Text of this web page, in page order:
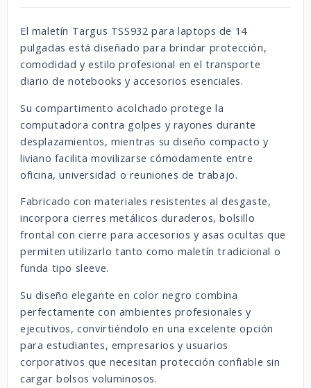
El maletín Targus TSS932 para laptops de 14
pulgadas está diseñado para brindar protección,
comodidad y estilo profesional en el transporte
diario de notebooks y accesorios esenciales.
Su compartimento acolchado protege la
computadora contra golpes y rayones durante
desplazamientos, mientras su diseño compacto y
liviano facilita movilizarse cómodamente entre
oficina, universidad o reuniones de trabajo.
Fabricado con materiales resistentes al desgaste,
incorpora cierres metálicos duraderos, bolsillo
frontal con cierre para accesorios y asas ocultas que
permiten utilizarlo tanto como maletín tradicional o
funda tipo sleeve.
Su diseño elegante en color negro combina
perfectamente con ambientes profesionales y
ejecutivos, convirtiéndolo en una excelente opción
para estudiantes, empresarios y usuarios
corporativos que necesitan protección confiable sin
cargar bolsos voluminosos.